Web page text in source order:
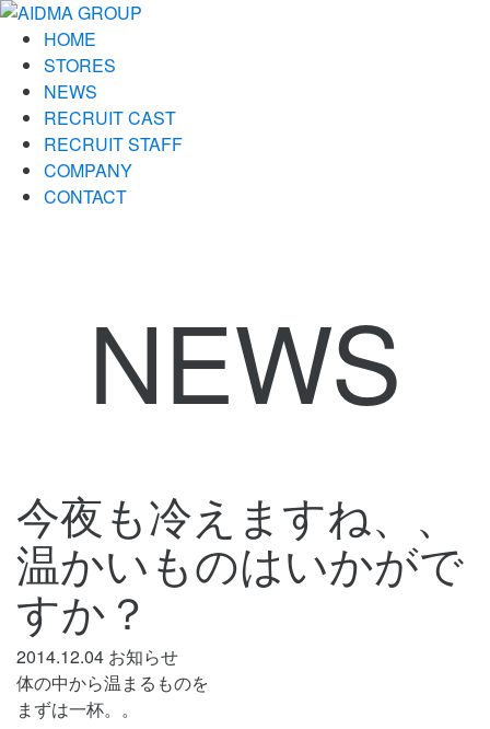
HOME
STORES
NEWS
RECRUIT CAST
RECRUIT STAFF
COMPANY
CONTACT
NEWS
今夜も冷えますね、、
温かいものはいかがで
すか？
2014.12.04 お知らせ
体の中から温まるものを
まずは一杯。。